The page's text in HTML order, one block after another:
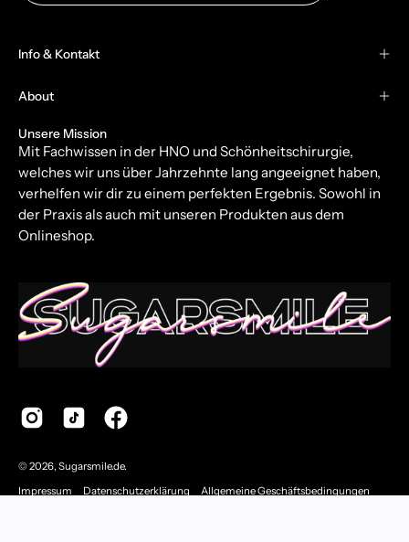
Info & Kontakt
About
Unsere Mission
Mit Fachwissen in der HNO und Schönheitschirurgie,
welches wir uns über Jahrzehnte lang angeeignet haben,
verhelfen wir dir zu einem perfekten Ergebnis. Sowohl in
der Praxis als auch mit unseren Produkten aus dem
Onlineshop.
© 2026, Sugarsmile.de.
Impressum
Datenschutzerklärung Allgemeine Geschäftsbedingungen